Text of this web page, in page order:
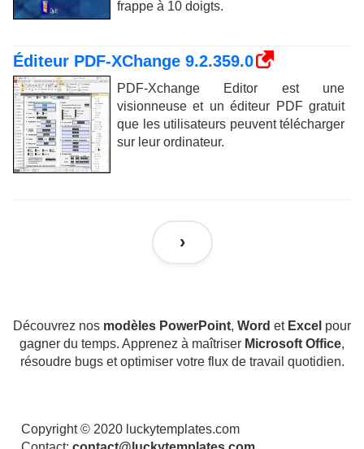
frappe à 10 doigts.
Éditeur PDF-XChange 9.2.359.0
PDF-Xchange Editor est une
visionneuse et un éditeur PDF gratuit
que les utilisateurs peuvent télécharger
sur leur ordinateur.
Découvrez nos modèles PowerPoint, Word et Excel pour
gagner du temps. Apprenez à maîtriser Microsoft Office,
résoudre bugs et optimiser votre flux de travail quotidien.
Copyright © 2020 luckytemplates.com